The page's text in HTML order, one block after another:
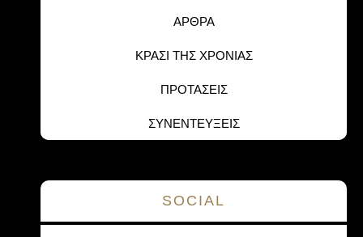
ΑΡΘΡΑ
ΚΡΑΣΙ ΤΗΣ ΧΡΟΝΙΑΣ
ΠΡΟΤΑΣΕΙΣ
ΣΥΝΕΝΤΕΥΞΕΙΣ
SOCIAL